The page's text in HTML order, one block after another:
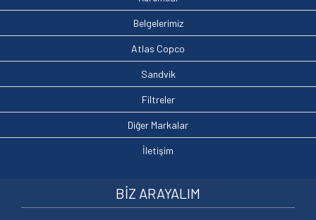
Belgelerimiz
Atlas Copco
Sandvik
Filtreler
Diğer Markalar
İletişim
BİZ ARAYALIM